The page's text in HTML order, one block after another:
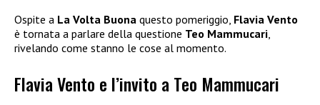
Ospite a La Volta Buona questo pomeriggio, Flavia Vento
è tornata a parlare della questione Teo Mammucari
rivelando come stanno le cose al momento.
Flavia Vento e l’invito a Teo Mammucari